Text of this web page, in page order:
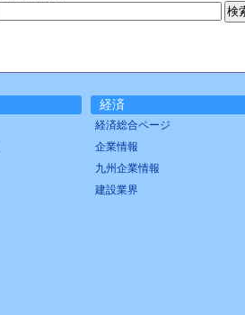
経済
経済総合ページ
企業情報
九州企業情報
建設業界